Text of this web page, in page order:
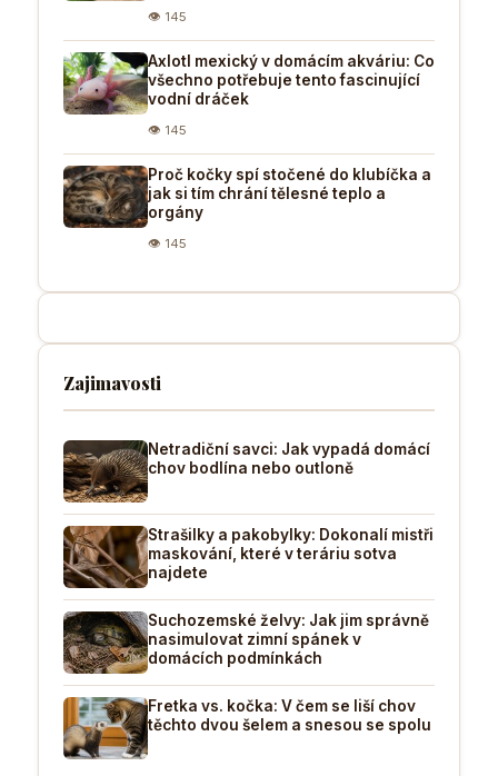
👁 145
Axlotl mexický v domácím akváriu: Co
všechno potřebuje tento fascinující
vodní dráček
👁 145
Proč kočky spí stočené do klubíčka a
jak si tím chrání tělesné teplo a
orgány
👁 145
Zajimavosti
Netradiční savci: Jak vypadá domácí
chov bodlína nebo outloně
Strašilky a pakobylky: Dokonalí mistři
maskování, které v teráriu sotva
najdete
Suchozemské želvy: Jak jim správně
nasimulovat zimní spánek v
domácích podmínkách
Fretka vs. kočka: V čem se liší chov
těchto dvou šelem a snesou se spolu